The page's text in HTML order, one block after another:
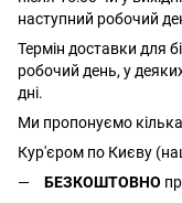
наступний робочий
Термін доставки для
робочий день, у
дні.
Ми пропонуємо кілька
Кур'єром по Києву
БЕЗКОШТОВНО